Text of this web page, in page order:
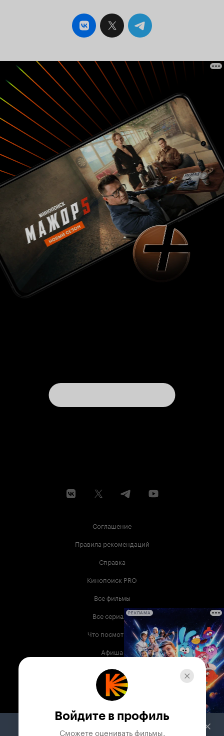
Соглашение
Правила рекомендаций
Справка
Кинопоиск PRO
Все фильмы
Все сериалы
Что посмотреть
Афиша
Музыка
Телепрограмма
Служба поддержки
РЕКЛАМА
Войдите в профиль
Сможете оценивать фильмы,